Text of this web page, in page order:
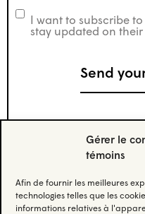
Gérer le
témoins
Afin de fournir les meilleures
technologies telles que les
informations relatives à
newsletter
I want to subscribe
stay updated on their